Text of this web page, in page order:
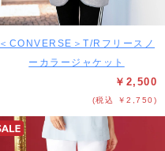
＜CONVERSE＞T/Rフリースノ
ーカラージャケット
￥2,500
(税込 ￥2,750)